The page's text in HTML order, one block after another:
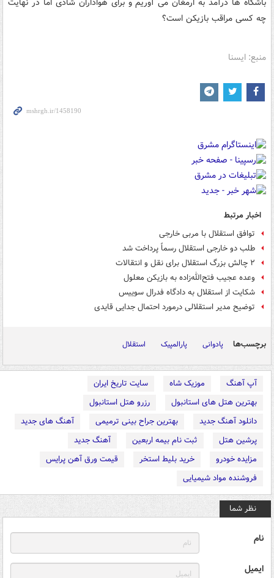
چه کسی مراقب بازیکن است؟
منبع: ایسنا
اخبار مرتبط
توافق استقلال با مربی خارجی
طلب دو خارجی استقلال رسماً پرداخت شد
۲ چالش بزرگ استقلال برای نقل و انتقالات
وعده عجیب فتح‌الله‌زاده به بازیکن معلول
شکایت از استقلال به دادگاه فدرال سوییس
توضیح مدیر استقلالی درمورد احتمال جدایی قایدی
برچسب‌ها پادوانی پارالمپیک استقلال
آپ آهنگ موزیک شاه
سایت تاریخ ایران
بهترین هتل های استانبول
رزرو هتل استانبول
دانلود آهنگ جدید
بهترین جراح بینی ترمیمی
آهنگ های جدید
پرشین هتل
ثبت نام بیمه اربعین
آهنگ جدید
مزایده خودرو
خرید بلیط استخر
قیمت ورق آهن پرایس
فروشنده مواد شیمیایی
نظر شما
نام
ایمیل